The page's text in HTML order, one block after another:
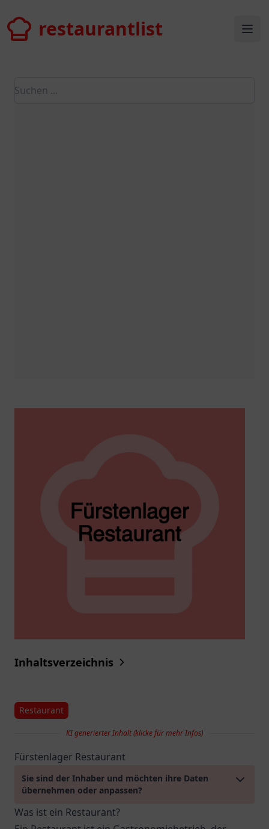
restaurantlistrestaurantlist
Inhaltsverzeichnis
Restaurant
KI generierter Inhalt (klicke für mehr Infos)
Fürstenlager Restaurant
Sie sind der Inhaber und möchten ihre Daten
übernehmen oder anpassen?
Was ist ein Restaurant?